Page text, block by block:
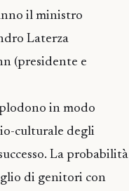
il ministro
Laterza
(presidente e
in modo
culturale degli
La probabilità
di genitori con